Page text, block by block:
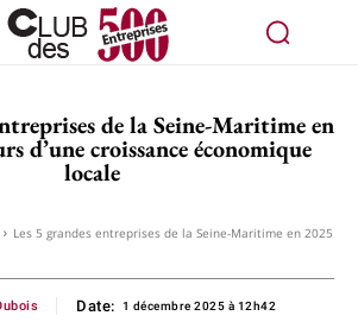
de la Seine-Maritime en
d’une croissance économique
locale
Les 5 grandes entreprises de la Seine-Maritime en 2025
Date: 1 décembre 2025 à 12h42